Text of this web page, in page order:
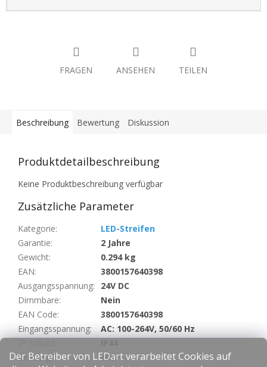
Der Betreiber von LEDart verarbeitet Cookies auf
FRAGEN ANSEHEN TEILEN
Beschreibung Bewertung Diskussion
Produktdetailbeschreibung
Keine Produktbeschreibung verfügbar
Zusätzliche Parameter
Kategorie:
LED-Streifen
Garantie:
2 Jahre
Gewicht:
0.294 kg
EAN:
3800157640398
Ausgangsspannung:
24V DC
Dimmbare:
Nein
EAN Code:
3800157640398
Eingangsspannung:
AC: 100-264V, 50/60 Hz
Leistung:
60W